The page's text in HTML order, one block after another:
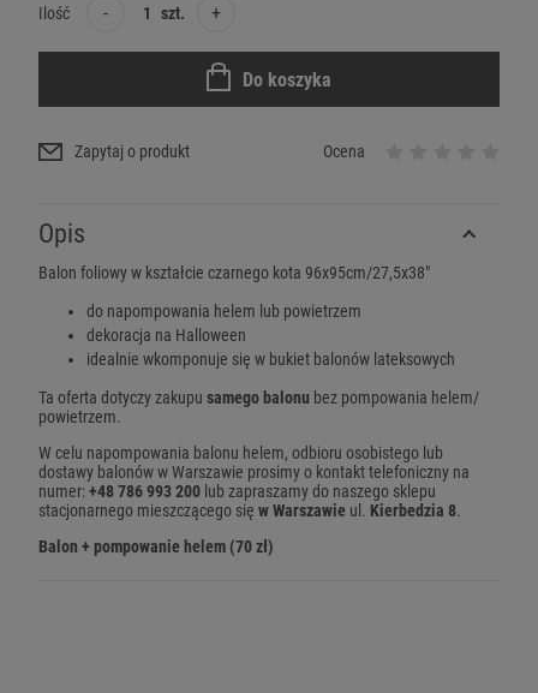
Ilość - szt. +
Do koszyka
Zapytaj o produkt Ocena
Opis
Balon foliowy w kształcie czarnego kota 96x95cm/27,5x38"
do napompowania helem lub powietrzem
dekoracja na Halloween
idealnie wkomponuje się w bukiet balonów lateksowych
Ta oferta dotyczy zakupu samego balonu bez pompowania helem/
powietrzem.
W celu napompowania balonu helem, odbioru osobistego lub
dostawy balonów w Warszawie prosimy o kontakt telefoniczny na
numer:+48 786 993 200 lub zapraszamy do naszego sklepu
stacjonarnego mieszczącego się w Warszawie ul. Kierbedzia 8.
Balon + pompowanie helem (70 zł)